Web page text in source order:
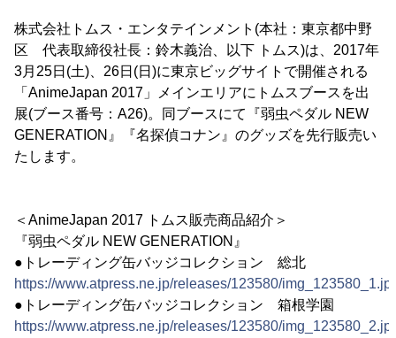
株式会社トムス・エンタテインメント(本社：東京都中野
区 代表取締役社長：鈴木義治、以下 トムス)は、2017年
3月25日(土)、26日(日)に東京ビッグサイトで開催される
「AnimeJapan 2017」メインエリアにトムスブースを出
展(ブース番号：A26)。同ブースにて『弱虫ペダル NEW
GENERATION』『名探偵コナン』のグッズを先行販売い
たします。
＜AnimeJapan 2017 トムス販売商品紹介＞
『弱虫ペダル NEW GENERATION』
●トレーディング缶バッジコレクション 総北
https://www.atpress.ne.jp/releases/123580/
●トレーディング缶バッジコレクション 箱根学園
https://www.atpress.ne.jp/releases/123580/